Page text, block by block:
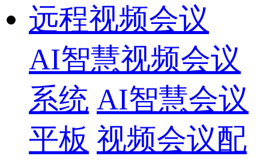
远程视频会议
AI智慧视频会议
系统 AI智慧会议
平板 视频会议配